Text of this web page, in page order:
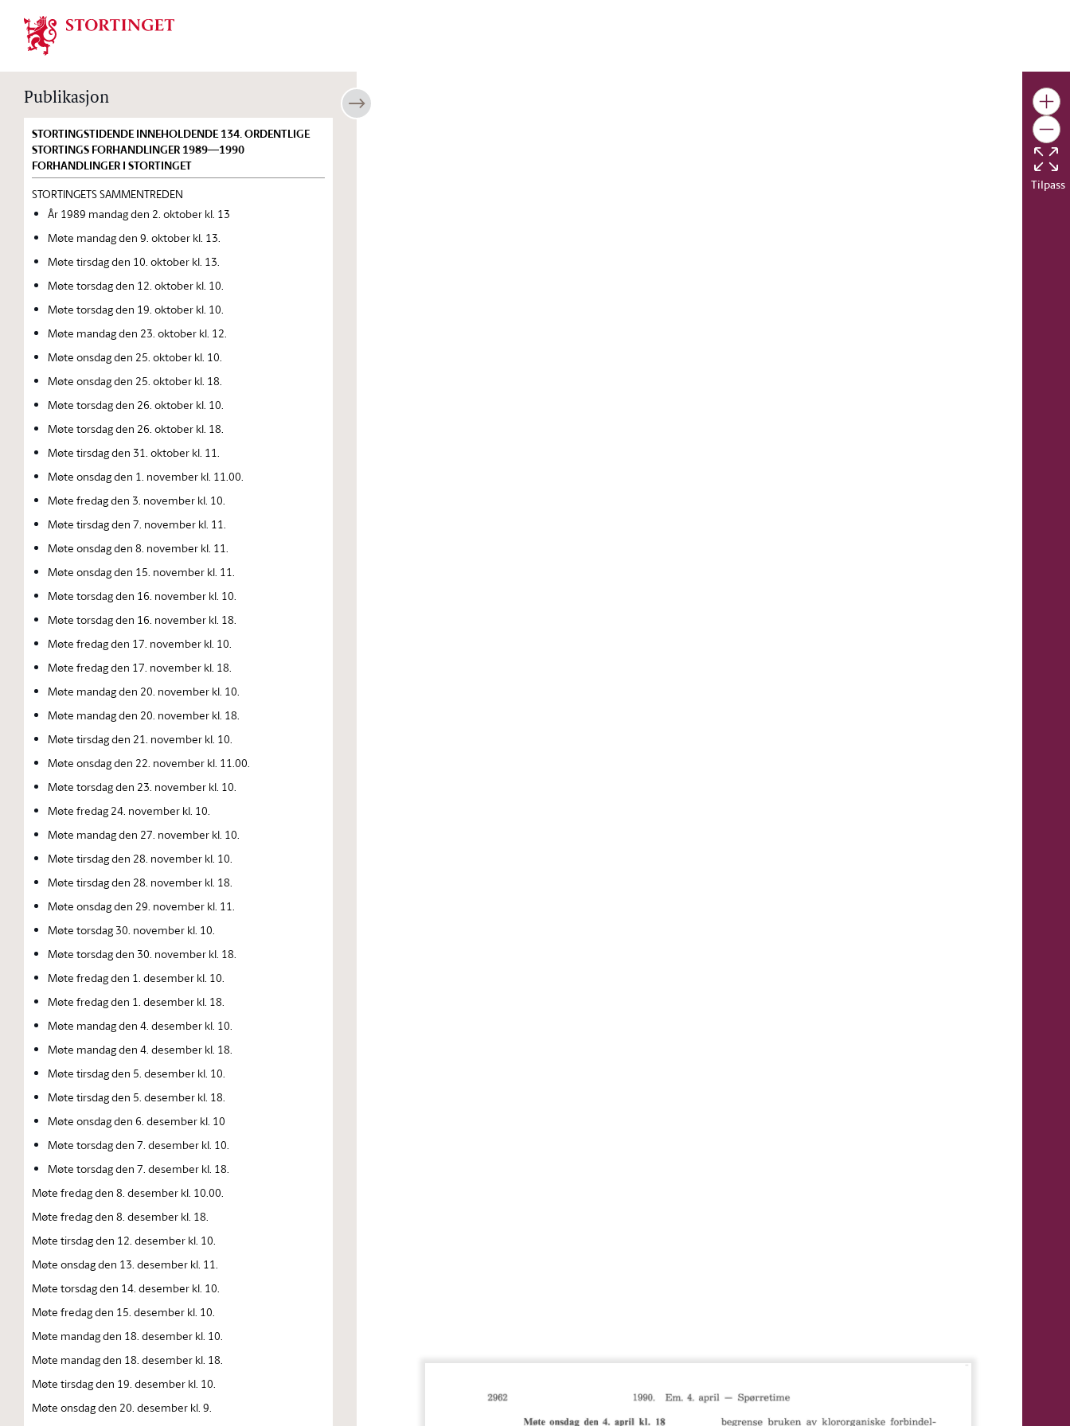
Stortinget.no
Publikasjon
STORTINGSTIDENDE INNEHOLDENDE 134. ORDENTLIGE
STORTINGS FORHANDLINGER 1989—1990
FORHANDLINGER I STORTINGET
STORTINGETS SAMMENTREDEN
År 1989 mandag den 2. oktober kl. 13
Møte mandag den 9. oktober kl. 13.
Møte tirsdag den 10. oktober kl. 13.
Møte torsdag den 12. oktober kl. 10.
Møte torsdag den 19. oktober kl. 10.
Møte mandag den 23. oktober kl. 12.
Møte onsdag den 25. oktober kl. 10.
Møte onsdag den 25. oktober kl. 18.
Møte torsdag den 26. oktober kl. 10.
Møte torsdag den 26. oktober kl. 18.
Møte tirsdag den 31. oktober kl. 11.
Møte onsdag den 1. november kl. 11.00.
Møte fredag den 3. november kl. 10.
Møte tirsdag den 7. november kl. 11.
Møte onsdag den 8. november kl. 11.
Møte onsdag den 15. november kl. 11.
Møte torsdag den 16. november kl. 10.
Møte torsdag den 16. november kl. 18.
Møte fredag den 17. november kl. 10.
Møte fredag den 17. november kl. 18.
Møte mandag den 20. november kl. 10.
Møte mandag den 20. november kl. 18.
Møte tirsdag den 21. november kl. 10.
Møte onsdag den 22. november kl. 11.00.
Møte torsdag den 23. november kl. 10.
Møte fredag 24. november kl. 10.
Møte mandag den 27. november kl. 10.
Møte tirsdag den 28. november kl. 10.
Møte tirsdag den 28. november kl. 18.
Møte onsdag den 29. november kl. 11.
Møte torsdag 30. november kl. 10.
Møte torsdag den 30. november kl. 18.
Møte fredag den 1. desember kl. 10.
Møte fredag den 1. desember kl. 18.
Møte mandag den 4. desember kl. 10.
Møte mandag den 4. desember kl. 18.
Møte tirsdag den 5. desember kl. 10.
Møte tirsdag den 5. desember kl. 18.
Møte onsdag den 6. desember kl. 10
Møte torsdag den 7. desember kl. 10.
Møte torsdag den 7. desember kl. 18.
Møte fredag den 8. desember kl. 10.00.
Møte fredag den 8. desember kl. 18.
Møte tirsdag den 12. desember kl. 10.
Møte onsdag den 13. desember kl. 11.
Møte torsdag den 14. desember kl. 10.
Møte fredag den 15. desember kl. 10.
Møte mandag den 18. desember kl. 10.
Møte mandag den 18. desember kl. 18.
Møte tirsdag den 19. desember kl. 10.
Møte onsdag den 20. desember kl. 9.